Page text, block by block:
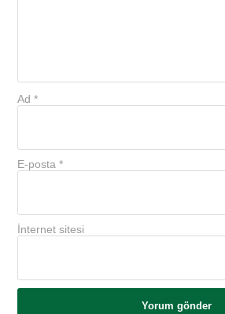
Ad*
E-posta*
İnternet sitesi